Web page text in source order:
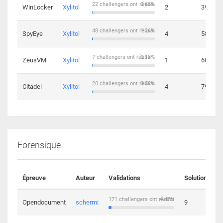
WinLocker Xylitol 0.65%
22 challengers ont réussi 2 39
SpyEye Xylitol 1.26%
48 challengers ont réussi 4 58
ZeusVM Xylitol 0.18%
7 challengers ont réussi 1 60
Citadel Xylitol 0.52%
20 challengers ont réussi 4 79
Forensique
Épreuve Auteur Validations Solutions
Opendocument schermi 4.47%
171 challengers ont réussi 9